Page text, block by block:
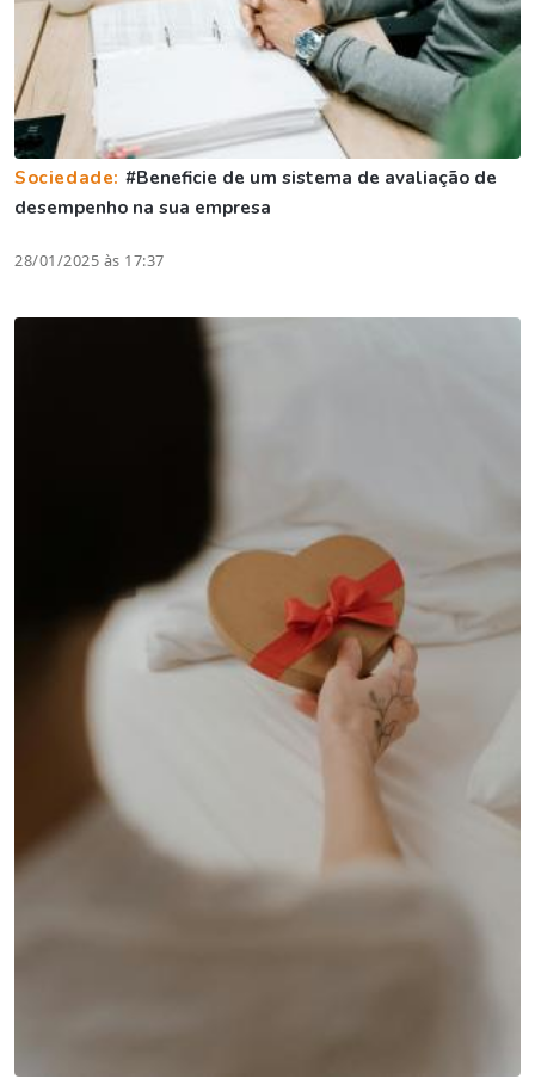
Sociedade: #Beneficie de um sistema de avaliação de
desempenho na sua empresa
28/01/2025 às 17:37